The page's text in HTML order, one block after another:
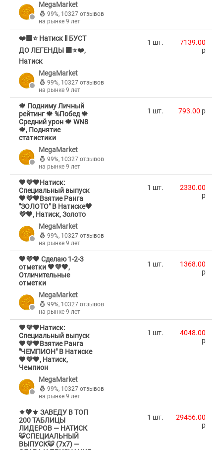
MegaMarket
99%, 10327 отзывов
на рынке 9 лет
❤️🟪⭐️ Натиск ll БУСТ
ДО ЛЕГЕНДЫ 🟪⭐️❤️,
Натиск
MegaMarket
99%, 10327 отзывов
на рынке 9 лет
1 шт.
7139.00
p
🍁 Подниму Личный
рейтинг 🍁 %Побед 🍁
Средний урон 🍁 WN8
🍁, Поднятие
статистики
MegaMarket
99%, 10327 отзывов
на рынке 9 лет
1 шт. 793.00 p
🖤💜🖤Натиск:
Специальный выпуск
🖤💜🖤Взятие Ранга
"ЗОЛОТО" В Натиске🖤
💜🖤, Натиск, Золото
MegaMarket
99%, 10327 отзывов
на рынке 9 лет
1 шт.
2330.00
p
🖤💜🖤 Сделаю 1-2-3
отметки 🖤💜🖤,
Отличительные
отметки
MegaMarket
99%, 10327 отзывов
на рынке 9 лет
1 шт.
1368.00
p
🖤💜🖤Натиск:
Специальный выпуск
🖤💜🖤Взятие Ранга
"ЧЕМПИОН" В Натиске
🖤💜🖤, Натиск,
Чемпион
MegaMarket
99%, 10327 отзывов
на рынке 9 лет
1 шт.
4048.00
p
⚜️💖⚜️ ЗАВЕДУ В ТОП
200 ТАБЛИЦЫ
ЛИДЕРОВ — НАТИСК
🐯СПЕЦИАЛЬНЫЙ
ВЫПУСК🐯 (7х7) —
1 шт.
29456.00
p